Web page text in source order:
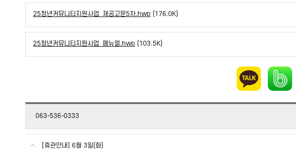
25청년커뮤니티지원사업_재공고문5차.hwp (176.0K)
25청년커뮤니티지원사업_메뉴얼.hwp (103.5K)
063-536-0333
[휴관안내] 6월 3일(화)